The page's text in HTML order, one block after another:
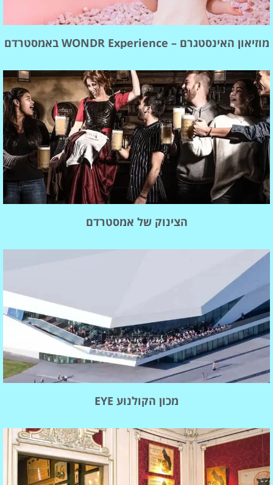
מוזיאון האינסטגרם – WONDR Experience באמסטרדם
הצינוק של אמסטרדם
מכון הקולנוע EYE